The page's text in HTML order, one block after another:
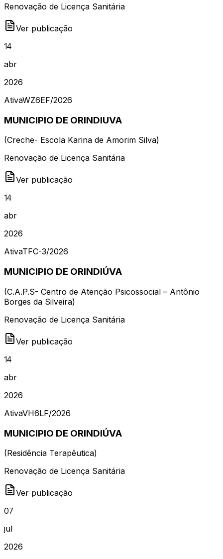
Renovação de Licença Sanitária
Ver publicação
14
abr
2026
AtivaWZ6EF/2026
MUNICIPIO DE ORINDIUVA
(Creche- Escola Karina de Amorim Silva)
Renovação de Licença Sanitária
Ver publicação
14
abr
2026
AtivaTFC-3/2026
MUNICIPIO DE ORINDIÚVA
(C.A.P.S- Centro de Atenção Psicossocial – Antônio
Borges da Silveira)
Renovação de Licença Sanitária
Ver publicação
14
abr
2026
AtivaVH6LF/2026
MUNICIPIO DE ORINDIÚVA
(Residência Terapêutica)
Renovação de Licença Sanitária
Ver publicação
07
jul
2026